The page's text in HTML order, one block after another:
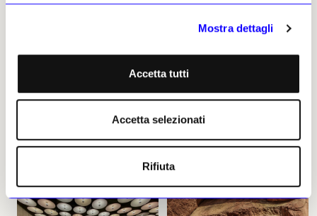
Mostra dettagli
Accetta tutti
Accetta selezionati
Rifiuta
dedicata alla sostenibilità
con 15 istituzioni di sei
conservazione che la creazione
di nuove opere in risposta alle
sfide poste dal cambiamento
26 giugno 2025
nel 2026 un nuovo spazio per
«durational art» promosso dal
e dal direttore fondatore del
Mass Moca, Joe Thompson
16 giugno 2025